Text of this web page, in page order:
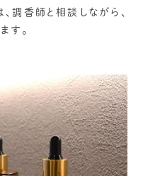
調香師と相談しながら、
す。